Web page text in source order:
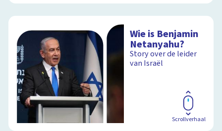
Wie is Benjamin
Netanyahu?
Story over de leider
van Israël
Scrollverhaal